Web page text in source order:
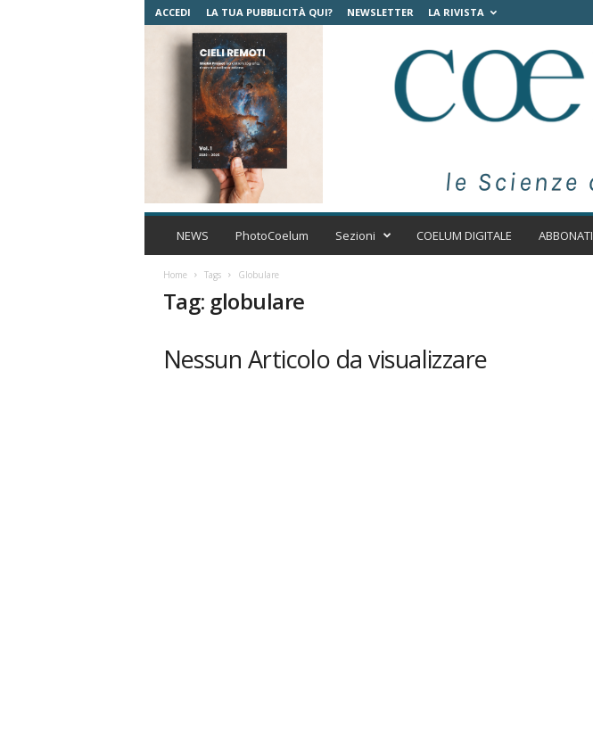
ACCEDI LA TUA PUBBLICITÀ QUI? NEWSLETTER LA RIVISTA
C
t
NEWS PhotoCoelum Sezioni COELUM DIGITALE ABBONATI
Home Tags Globulare
Tag: globulare
Nessun Articolo da visualizzare